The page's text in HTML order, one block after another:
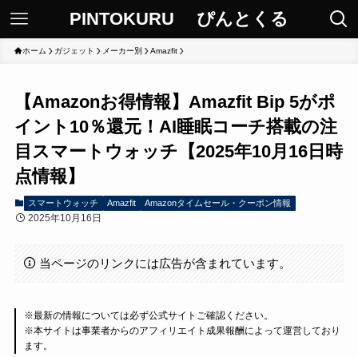
PINTOKURU ぴんとくる
ホーム ガジェット メーカー別 Amazfit
【Amazonお得情報】Amazfit Bip 5がポ
イント10％還元！AI睡眠コーチ搭載の注
目スマートウォッチ【2025年10月16日時
点情報】
スマートウォッチ Amazfit Amazonタイムセール・クーポン情報
2025年10月16日
当ページのリンクには広告が含まれています。
※最新の情報については必ず公式サイトご確認ください。
※本サイトは事業者からのアフィリエイト成果報酬によって運営しており
ます。